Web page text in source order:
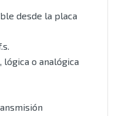
desde la placa
lógica o analógica